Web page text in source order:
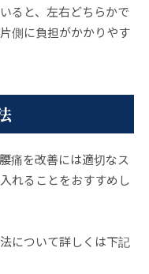
ると、左右どちらかで
側に負担がかかりやす
痛を改善には適切なス
れることをおすすめし
について詳しくは下記